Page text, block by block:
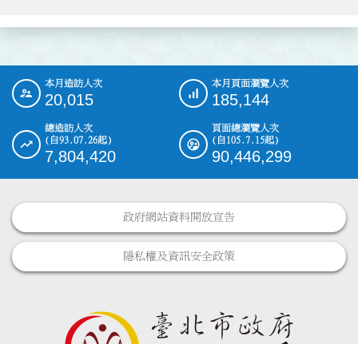
::: 本月造訪人次
20,015
本月頁面瀏覽人次
185,144
總造訪人次
(自93.07.26起)
7,804,420
頁面總瀏覽人次
(自105.7.15起)
90,446,299
政府網站資料開放宣告
隱私權及資訊安全政策